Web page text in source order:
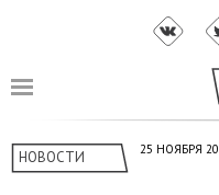
НОВОСТИ 25 НОЯБРЯ